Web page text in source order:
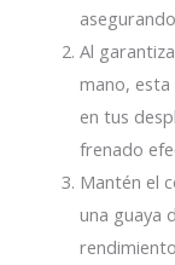
Al
mano,
en tus
frenado
Mantén el
una guaya